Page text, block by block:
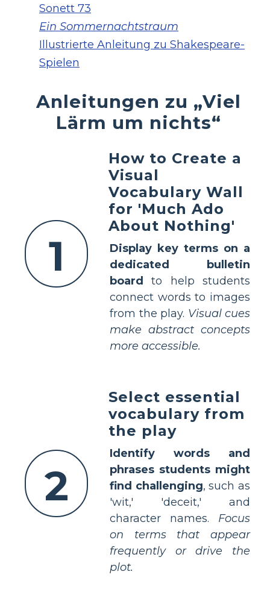
Sonett 73
Ein Sommernachtstraum
Illustrierte Anleitung zu Shakespeare-
Spielen
Anleitungen zu „Viel
Lärm um nichts“
1
How to Create a
Visual
Vocabulary Wall
for 'Much Ado
About Nothing'
Display key terms on a
dedicated bulletin
board
to help students
connect words to images
from the play. Visual cues
make abstract concepts
more accessible.
2
Select essential
vocabulary from
the play
Identify words and
phrases students might
find challenging, such as
'wit,' 'deceit,' and
character names. Focus
on terms that appear
frequently or drive the
plot.